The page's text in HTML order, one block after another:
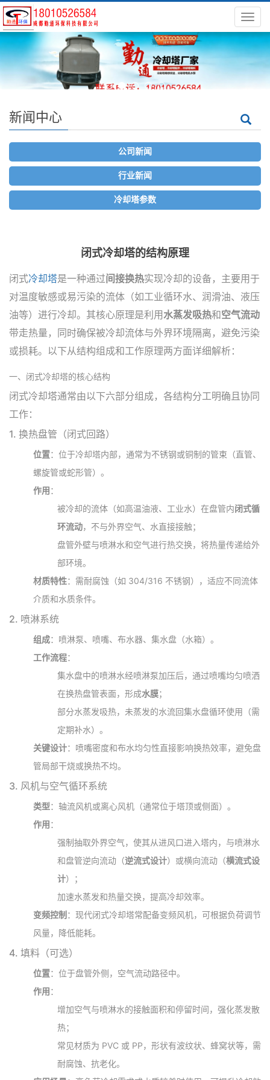
导
航
菜
单
新闻中心
公司新闻
行业新闻
冷却塔参数
闭式冷却塔的结构原理
闭式冷却塔是一种通过间接换热实现冷却的设备，主要用于
对温度敏感或易污染的流体（如工业循环水、润滑油、液压
油等）进行冷却。其核心原理是利用水蒸发吸热和空气流动
带走热量，同时确保被冷却流体与外界环境隔离，避免污染
或损耗。以下从结构组成和工作原理两方面详细解析：
一、闭式冷却塔的核心结构
闭式冷却塔通常由以下六部分组成，各结构分工明确且协同
工作：
1. 换热盘管（闭式回路）
位置：位于冷却塔内部，通常为不锈钢或铜制的管束（直管、
螺旋管或蛇形管）。
作用：
被冷却的流体（如高温油液、工业水）在盘管内闭式循
环流动，不与外界空气、水直接接触；
盘管外壁与喷淋水和空气进行热交换，将热量传递给外
部环境。
材质特性：需耐腐蚀（如 304/316 不锈钢），适应不同流体
介质和水质条件。
2. 喷淋系统
组成：喷淋泵、喷嘴、布水器、集水盘（水箱）。
工作流程：
集水盘中的喷淋水经喷淋泵加压后，通过喷嘴均匀喷洒
在换热盘管表面，形成水膜；
部分水蒸发吸热，未蒸发的水流回集水盘循环使用（需
定期补水）。
关键设计：喷嘴密度和布水均匀性直接影响换热效率，避免盘
管局部干烧或换热不均。
3. 风机与空气循环系统
类型：轴流风机或离心风机（通常位于塔顶或侧面）。
作用：
强制抽取外界空气，使其从进风口进入塔内，与喷淋水
和盘管逆向流动（逆流式设计）或横向流动（横流式设
计）；
加速水蒸发和热量交换，提高冷却效率。
变频控制 ：现代闭式冷却塔常配备变频风机，可根据负荷调节
风量，降低能耗。
4. 填料（可选）
位置：位于盘管外侧，空气流动路径中。
作用：
增加空气与喷淋水的接触面积和停留时间，强化蒸发散
热；
常见材质为 PVC 或 PP，形状有波纹状、蜂窝状等，需
耐腐蚀、抗老化。